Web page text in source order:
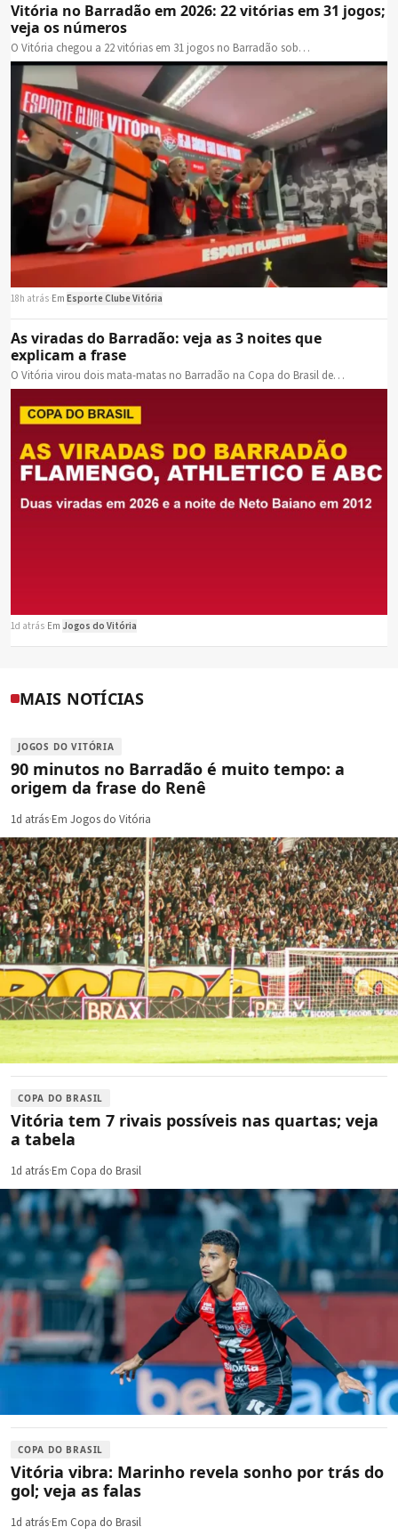
Vitória no Barradão em 2026: 22 vitórias em 31 jogos;
veja os números
O Vitória chegou a 22 vitórias em 31 jogos no Barradão sob…
18h atrás Em Esporte Clube Vitória
As viradas do Barradão: veja as 3 noites que
explicam a frase
O Vitória virou dois mata-matas no Barradão na Copa do Brasil de…
1d atrás Em Jogos do Vitória
MAIS NOTÍCIAS
JOGOS DO VITÓRIA
90 minutos no Barradão é muito tempo: a
origem da frase do Renê
1d atrás·Em Jogos do Vitória
COPA DO BRASIL
Vitória tem 7 rivais possíveis nas quartas; veja
a tabela
1d atrás·Em Copa do Brasil
COPA DO BRASIL
Vitória vibra: Marinho revela sonho por trás do
gol; veja as falas
1d atrás·Em Copa do Brasil